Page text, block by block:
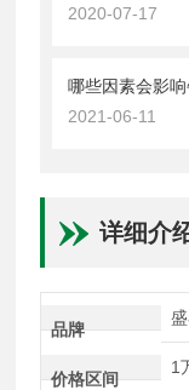
2020-07-17
哪些因素会影
2021-06-11
详细介
品牌
价格区间
1